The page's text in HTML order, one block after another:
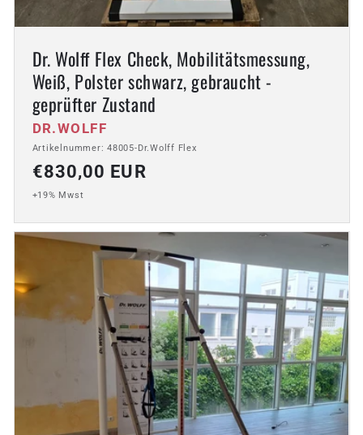
Dr. Wolff Flex Check, Mobilitätsmessung,
Weiß, Polster schwarz, gebraucht -
geprüfter Zustand
Anbieter:
DR.WOLFF
Artikelnummer: 48005-Dr.Wolff Flex
Normaler
Preis
€830,00 EUR
+19% Mwst